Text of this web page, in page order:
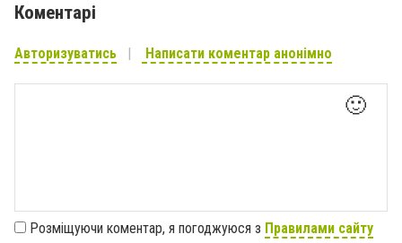
Коментарі
Авторизуватись Написати коментар анонімно
🙂
Розміщуючи коментар, я погоджуюся з Правилами сайту